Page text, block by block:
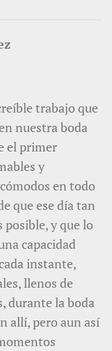
trabajo que
nuestra boda
el primer
y
en todo
que ese día tan
y que lo
capacidad
instante,
llenos de
durante la boda
allí, pero aun así